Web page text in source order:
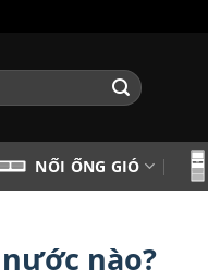
NỐI ỐNG GIÓ
nào?